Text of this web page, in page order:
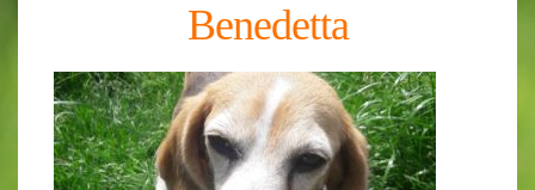
Benedetta